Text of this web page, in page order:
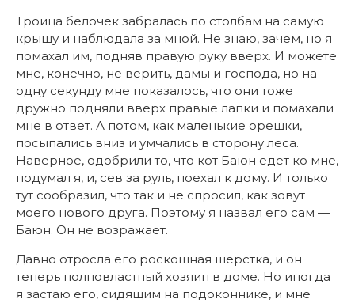
Троица белочек забралась по столбам на самую
крышу и наблюдала за мной. Не знаю, зачем, но я
помахал им, подняв правую руку вверх. И можете
мне, конечно, не верить, дамы и господа, но на
одну секунду мне показалось, что они тоже
дружно подняли вверх правые лапки и помахали
мне в ответ. А потом, как маленькие орешки,
посыпались вниз и умчались в сторону леса.
Наверное, одобрили то, что кот Баюн едет ко мне,
подумал я, и, сев за руль, поехал к дому. И только
тут сообразил, что так и не спросил, как зовут
моего нового друга. Поэтому я назвал его сам —
Баюн. Он не возражает.
Давно отросла его роскошная шерстка, и он
теперь полновластный хозяин в доме. Но иногда
я застаю его, сидящим на подоконнике, и мне